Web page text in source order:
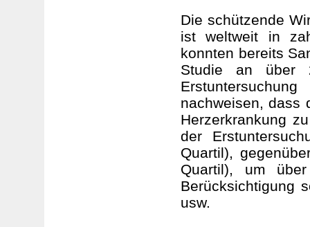
Die schützende
ist weltweit in
konnten bereits
Studie an über
nachweisen, dass
Herzerkrankung
der
Quartil),
Quartil), um
Berücksichtigung
usw.